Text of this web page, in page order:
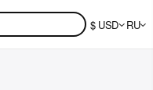
$ USD RU